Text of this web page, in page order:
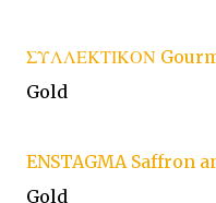
ΣΥΛΛΕΚΤΙΚΟΝ
Gold
ENSTAGMA Saffron
Gold